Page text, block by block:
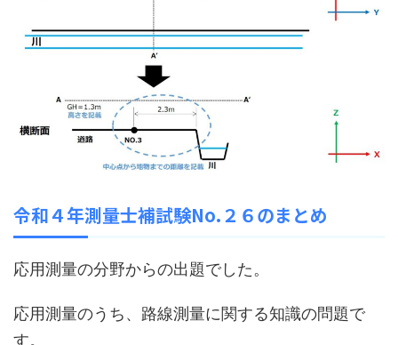
令和４年測量士補試験No.２６のまとめ
応用測量の分野からの出題でした。
応用測量のうち、路線測量に関する知識の問題で
す。